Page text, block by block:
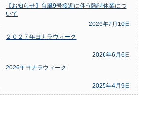
【お知らせ】台風9号接近に伴う臨時休業につ
いて
2026年7月10日
２０２７年ヨナラウィーク
2026年6月6日
2026年ヨナラウィーク
2025年4月9日